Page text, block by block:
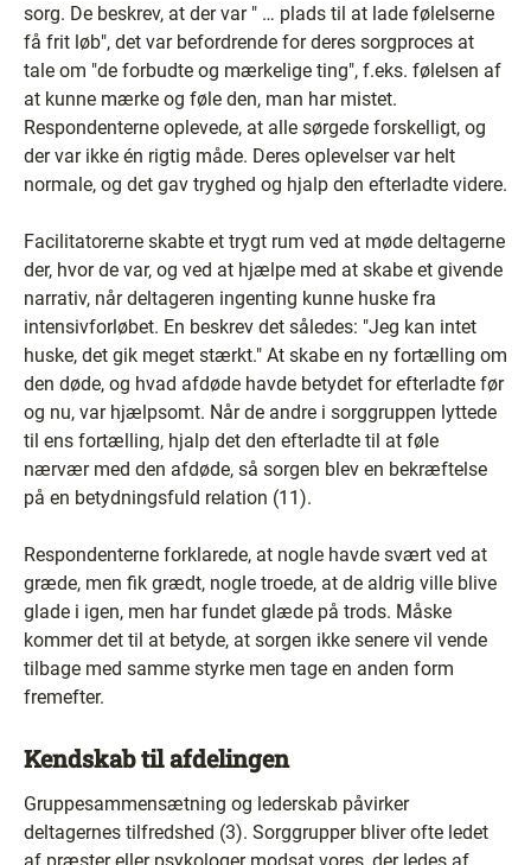
sorg. De beskrev, at der var " … plads til at lade følelserne
få frit løb", det var befordrende for deres sorgproces at
tale om "de forbudte og mærkelige ting", f.eks. følelsen af
at kunne mærke og føle den, man har mistet.
Respondenterne oplevede, at alle sørgede forskelligt, og
der var ikke én rigtig måde. Deres oplevelser var helt
normale, og det gav tryghed og hjalp den efterladte videre.
Facilitatorerne skabte et trygt rum ved at møde deltagerne
der, hvor de var, og ved at hjælpe med at skabe et givende
narrativ, når deltageren ingenting kunne huske fra
intensivforløbet. En beskrev det således: "Jeg kan intet
huske, det gik meget stærkt." At skabe en ny fortælling om
den døde, og hvad afdøde havde betydet for efterladte før
og nu, var hjælpsomt. Når de andre i sorggruppen lyttede
til ens fortælling, hjalp det den efterladte til at føle
nærvær med den afdøde, så sorgen blev en bekræftelse
på en betydningsfuld relation (11).
Respondenterne forklarede, at nogle havde svært ved at
græde, men fik grædt, nogle troede, at de aldrig ville blive
glade i igen, men har fundet glæde på trods. Måske
kommer det til at betyde, at sorgen ikke senere vil vende
tilbage med samme styrke men tage en anden form
fremefter.
Kendskab til afdelingen
Gruppesammensætning og lederskab påvirker
deltagernes tilfredshed (3). Sorggrupper bliver ofte ledet